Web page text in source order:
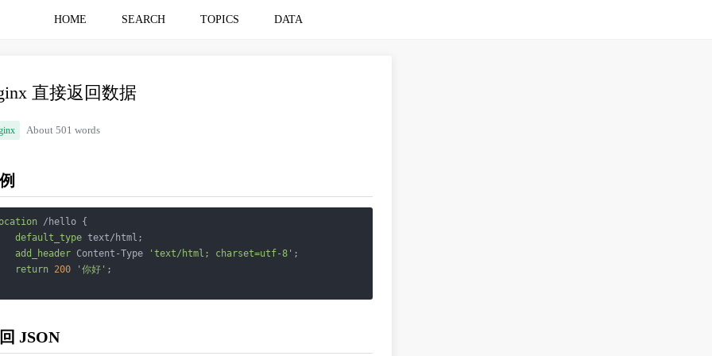
HOME SEARCH TOPICS DATA
直接返回数据
About 501 words
/hello {
default_type text/html;
add_header Content-Type 'text/html; charset=utf-8' ;
return 200 '你好' ;
JSON